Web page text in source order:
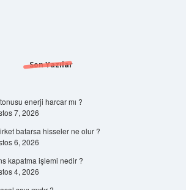
Son Yazılar
enerji harcar mı ?
7, 2026
batarsa hisseler ne olur ?
6, 2026
kapatma işlemi nedir ?
4, 2026